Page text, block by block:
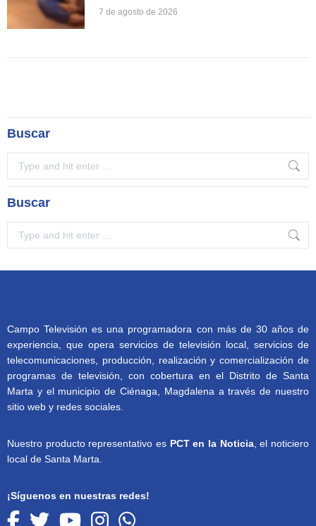
7 de agosto de 2026
Buscar
Buscar
Campo Televisión es una programadora con más de 30 años de
experiencia, que opera servicios de televisión local, servicios de
telecomunicaciones, producción, realización y comercialización de
programas de televisión, con cobertura en el Distrito de Santa
Marta y el municipio de Ciénaga, Magdalena a través de nuestro
sitio web y redes sociales.
Nuestro producto representativo es PCT en la Noticia, el noticiero
local de Santa Marta.
¡Síguenos en nuestras redes!